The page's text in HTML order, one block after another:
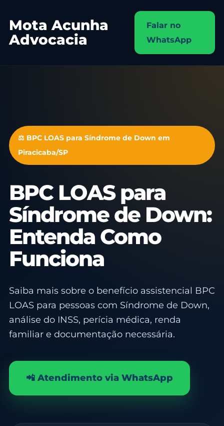
Mota Acunha
Advocacia
Falar no
WhatsApp
⚖️ BPC LOAS para Síndrome de Down em
Piracicaba/SP
BPC LOAS para
Síndrome de Down:
Entenda Como
Funciona
Saiba mais sobre o benefício assistencial BPC
LOAS para pessoas com Síndrome de Down,
análise do INSS, perícia médica, renda
familiar e documentação necessária.
📲 Atendimento via WhatsApp